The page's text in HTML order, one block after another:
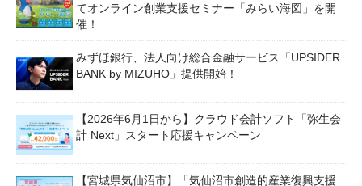
てオンライン創業支援セミナー「みらい海図」を開
催！
みずほ銀行、法人向け総合金融サービス「UPSIDER
BANK by MIZUHO」提供開始！
【2026年6月1日から】クラウド会計ソフト「弥生会
計 Next」スタート応援キャンペーン
【宮城県気仙沼市】「気仙沼市創造的産業復興支援